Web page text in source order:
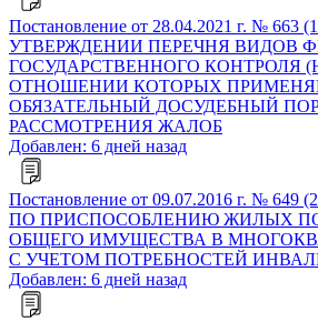
Постановление от 28.04.2021 г. № 663
УТВЕРЖДЕНИИ ПЕРЕЧНЯ ВИДОВ
ГОСУДАРСТВЕННОГО КОНТРОЛЯ
ОТНОШЕНИИ КОТОРЫХ
ОБЯЗАТЕЛЬНЫЙ ДОСУДЕБНЫЙ
РАССМОТРЕНИЯ ЖАЛОБ
Добавлен: 6 дней назад
Постановление от 09.07.2016 г. № 649
ПО ПРИСПОСОБЛЕНИЮ ЖИЛЫХ
ОБЩЕГО ИМУЩЕСТВА В
С УЧЕТОМ ПОТРЕБНОСТЕЙ
Добавлен: 6 дней назад